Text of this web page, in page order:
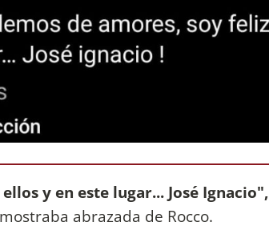
y en este lugar... José Ignacio",
abrazada de Rocco.